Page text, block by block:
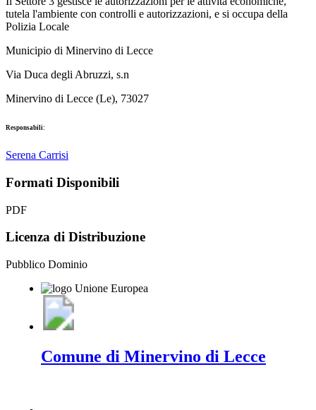
tutela l'ambiente con controlli e autorizzazioni, e si occupa della
Polizia Locale
Municipio di Minervino di Lecce
Via Duca degli Abruzzi, s.n
Minervino di Lecce (Le), 73027
Responsabili:
Serena Carrisi
Formati Disponibili
PDF
Licenza di Distribuzione
Pubblico Dominio
Comune di Minervino di Lecce